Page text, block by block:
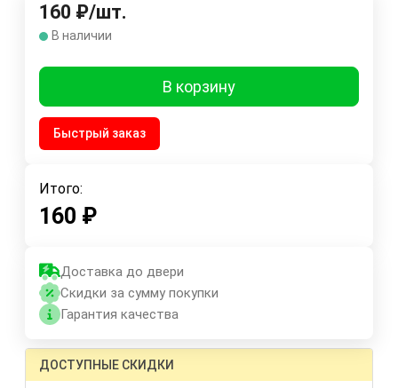
160 ₽/шт.
В наличии
В корзину
Быстрый заказ
Итого:
160 ₽
Доставка до двери
Скидки за сумму покупки
Гарантия качества
ДОСТУПНЫЕ СКИДКИ